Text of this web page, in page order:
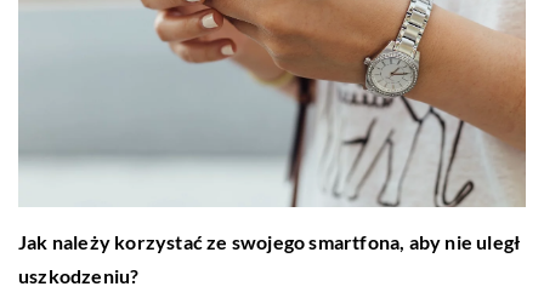
Jak należy korzystać ze swojego smartfona, aby nie uległ
uszkodzeniu?